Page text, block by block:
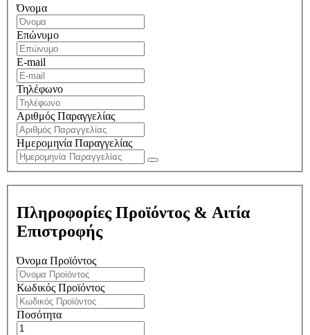
Όνομα
Επώνυμο
E-mail
Τηλέφωνο
Αριθμός Παραγγελίας
Ημερομηνία Παραγγελίας
Πληροφορίες Προϊόντος & Αιτία
Επιστροφής
Όνομα Προϊόντος
Κωδικός Προϊόντος
Ποσότητα